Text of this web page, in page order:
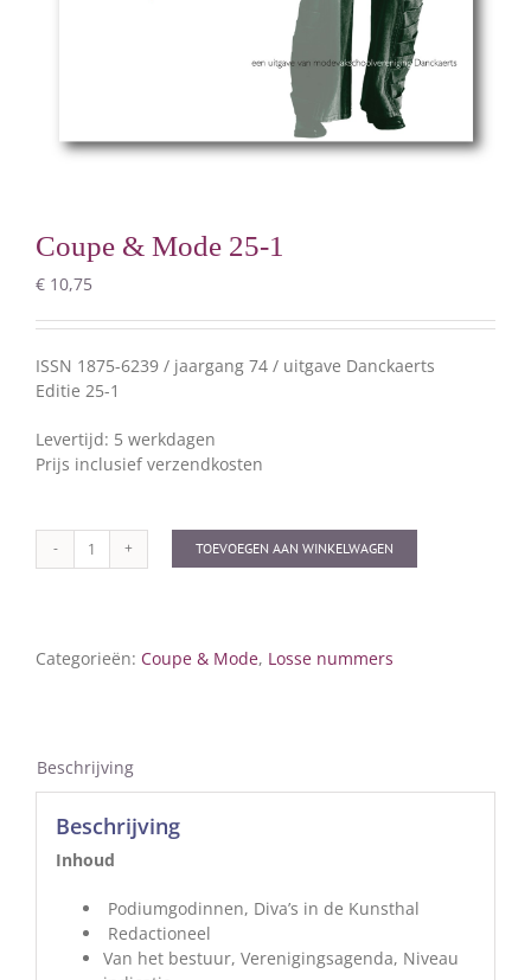
Coupe & Mode 25-1
€ 10,75
ISSN 1875-6239 / jaargang 74 / uitgave Danckaerts
Editie 25-1
Levertijd: 5 werkdagen
Prijs inclusief verzendkosten
Coupe
1
TOEVOEGEN AAN WINKELWAGEN
Categorieën: Coupe & Mode, Losse nummers
Beschrijving
Beschrijving
Inhoud
Podiumgodinnen, Diva’s in de Kunsthal
Redactioneel
Van het bestuur, Verenigingsagenda, Niveau